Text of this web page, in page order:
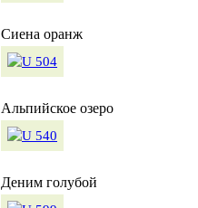
Сиена оранж
Альпийское озеро
Деним голубой